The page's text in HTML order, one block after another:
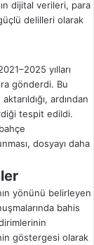
dijital verileri, para
delilleri olarak
yılları
gönderdi. Bu
ardından
tespit edildi.
dosyayı daha
yönünü belirleyen
bahis
göstergesi olarak